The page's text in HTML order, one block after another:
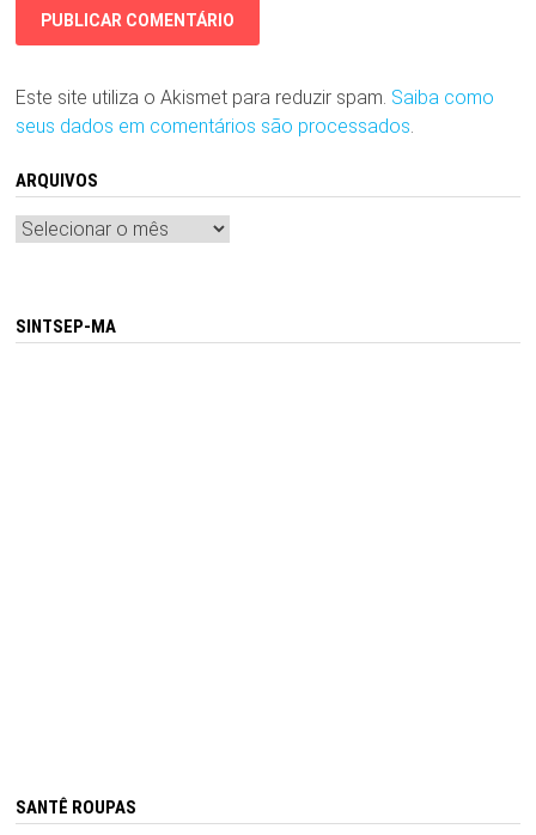
Este site utiliza o Akismet para reduzir spam. Saiba como
seus dados em comentários são processados.
ARQUIVOS
Arquivos
SINTSEP-MA
SANTÊ ROUPAS